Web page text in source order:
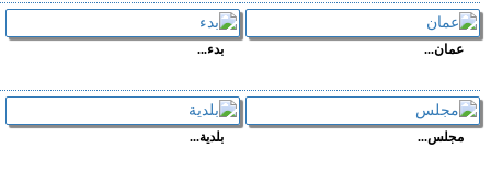
عمان... بدء...
مجلس... بلدية...